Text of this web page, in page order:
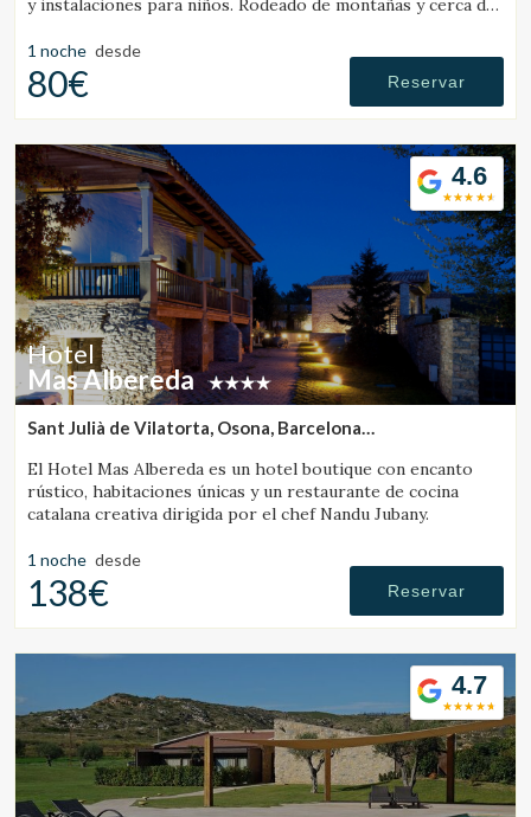
y instalaciones para niños. Rodeado de montañas y cerca de
1 noche desde
80€ Reservar
4.6
Hotel
Mas Albereda
Sant Julià de Vilatorta, Osona, Barcelona
El Hotel Mas Albereda es un hotel boutique con encanto
rústico, habitaciones únicas y un restaurante de cocina
catalana creativa dirigida por el chef Nandu Jubany.
1 noche desde
138€ Reservar
4.7